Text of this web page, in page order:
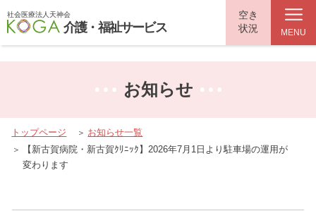
社会医療法人天神会
介護・福祉サービス
空き
状況
MENU
お知らせ
トップページ
お知らせ一覧
【新古賀病院・新古賀ｸﾘﾆｯｸ】2026年7月1日より駐車場の運用が
変わります